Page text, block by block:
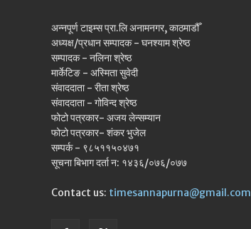
अन्नपूर्ण टाइम्स प्रा.लि अनामनगर, काठमाडौँ
अध्यक्ष/प्रधान सम्पादक - घनश्याम श्रेष्ठ
सम्पादक - नलिना श्रेष्ठ
मार्केटिङ - अस्मिता सुवेदी
संवाददाता - रीता श्रेष्ठ
संवाददाता - गोविन्द श्रेष्ठ
फोटो पत्रकार- अजय लेन्सम्यान
फोटो पत्रकार- शंकर भुजेल
सम्पर्क - ९८५११५०४७१
सूचना बिभाग दर्ता न: १४३६/०७६/०७७
Contact us: timesannapurna@gmail.com